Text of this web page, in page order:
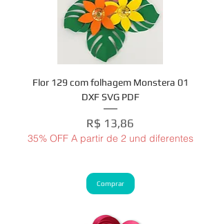
Flor 129 com folhagem Monstera 01
DXF SVG PDF
Preço
R$ 13,86
35% OFF A partir de 2 und diferentes
Comprar